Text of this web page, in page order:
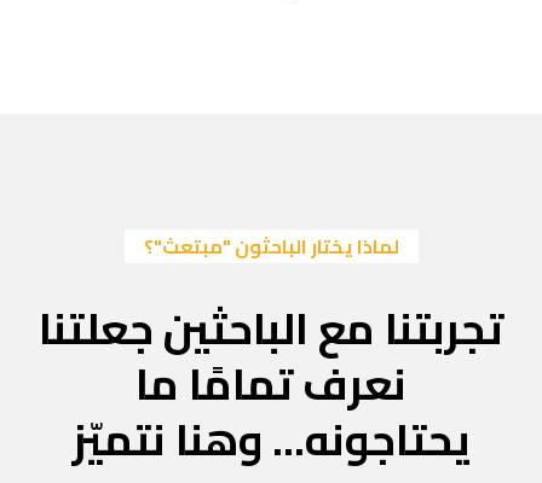
لماذا يختار الباحثون "مبتعث"؟
تجربتنا مع الباحثين جعلتنا
نعرف تمامًا ما
يحتاجونه... وهنا نتميّز